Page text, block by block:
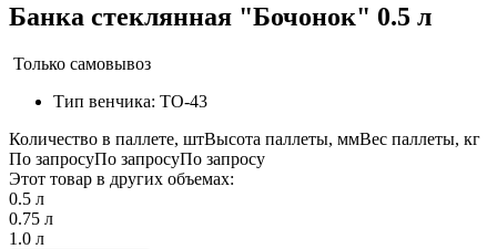
Банка стеклянная "Бочонок" 0.5 л
Только самовывоз
Тип венчика: ТО-43
Количество в паллете, штВысота паллеты, ммВес паллеты, кг
По запросуПо запросуПо запросу
Этот товар в других объемах:
0.5 л
0.75 л
1.0 л